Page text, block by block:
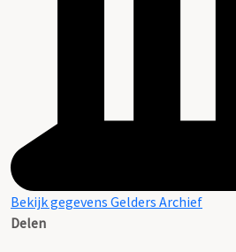
Bekijk gegevens Gelders Archief
Delen